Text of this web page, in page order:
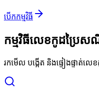
បើកកម្មវិធី
កម្មវិធីលេខកូដប្រៃ
រកមើល បង្កើត និងផ្ទៀងផ្ទាត់ល